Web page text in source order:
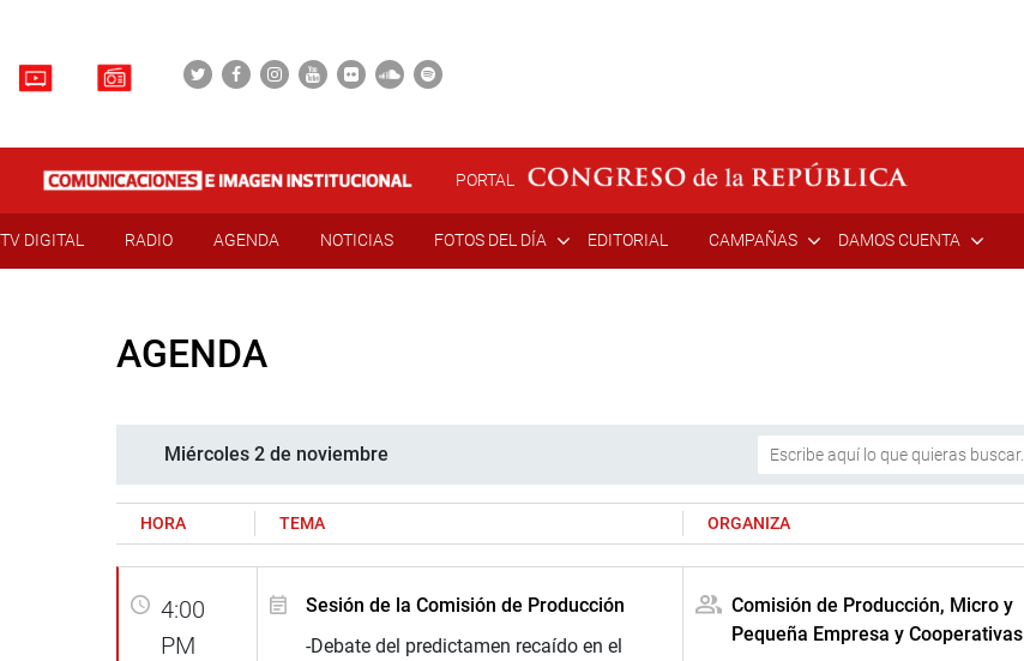
PORTAL
TV DIGITAL RADIO AGENDA NOTICIAS FOTOS DEL DÍA EDITORIAL CAMPAÑAS DAMOS CUENTA
AGENDA
Miércoles 2 de noviembre
HORA TEMA ORGANIZA
4:00
PM
Sesión de la Comisión de Producción
-Debate del predictamen recaído en el
Comisión de Producción, Micro y
Pequeña Empresa y Cooperativas